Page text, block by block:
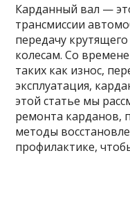
Карданный вал —
трансмиссии
передачу
колесам. Со
таких как износ,
эксплуатация,
этой статье мы
ремонта карданов,
методы
профилактике,